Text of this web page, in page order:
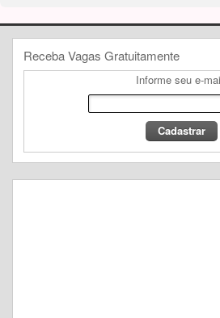
Receba Vagas Gratuitamente
Informe seu e-